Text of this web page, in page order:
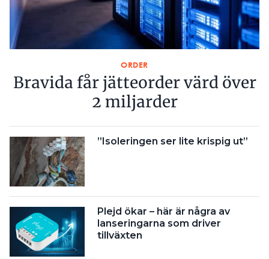
ORDER
Bravida får jätteorder värd över
2 miljarder
”Isoleringen ser lite krispig ut”
Plejd ökar – här är några av
lanseringarna som driver
tillväxten